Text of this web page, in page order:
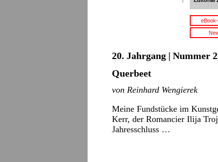
20. Jahrgang | Nummer
Querbeet
von Reinhard Wengierek
Meine Fundstücke im
Kerr, der Romancier Ilija
Jahresschluss …